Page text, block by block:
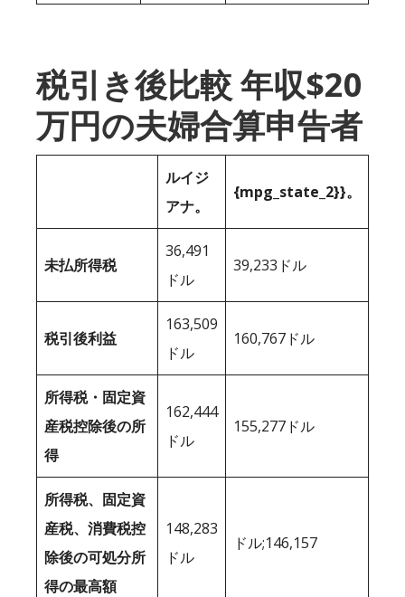
税引き後比較 年収$20
万円の夫婦合算申告者
ルイジ
アナ。
{mpg_state_2}}。
未払所得税
36,491
ドル
39,233ドル
税引後利益
163,509
ドル
160,767ドル
所得税・固定資
産税控除後の所
得
162,444
ドル
155,277ドル
所得税、固定資
産税、消費税控
除後の可処分所
得の最高額
148,283
ドル
ドル;146,157